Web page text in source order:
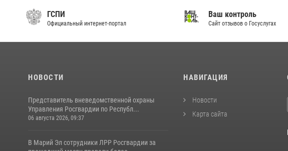
ГСПИ
Официальный интернет-портал
Ваш контроль
Сайт отзывов о Госуслугах
НОВОСТИ
Представитель вневедомственной охраны
Управления Росгвардии по Республ...
06 августа 2026, 09:37
В Марий Эл сотрудники ЛРР Росгвардии за
НАВИГАЦИЯ
Новости
Карта сайта